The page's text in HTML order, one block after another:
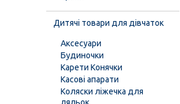
Дитячі товари для дівчаток
Аксесуари
Будиночки
Карети Конячки
Касові апарати
Коляски ліжечка для